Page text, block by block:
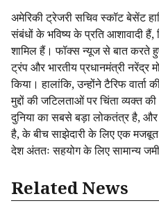
अमेरिकी ट्रेजरी सचिव स्कॉट बेसेंट
संबंधों के भविष्य के प्रति आशावादी हैं,
शामिल हैं। फॉक्स न्यूज से बात करते
ट्रंप और भारतीय प्रधानमंत्री नरेंद्र
किया। हालांकि, उन्होंने टैरिफ
मुद्दों की जटिलताओं पर चिंता व्यक्त
दुनिया का सबसे बड़ा लोकतंत्र है,
है, के बीच साझेदारी के लिए एक
देश अंततः सहयोग के लिए सामान्य
Related News